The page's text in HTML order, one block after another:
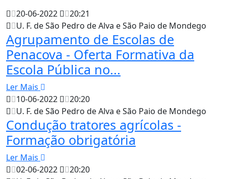
20-06-2022
20:21
U. F. de São Pedro de Alva e São Paio de Mondego
Agrupamento de Escolas de
Penacova - Oferta Formativa da
Escola Pública no...
Ler Mais
10-06-2022
20:20
U. F. de São Pedro de Alva e São Paio de Mondego
Condução tratores agrícolas -
Formação obrigatória
Ler Mais
02-06-2022
20:20